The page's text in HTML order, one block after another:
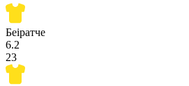
Беіратче
6.2
23